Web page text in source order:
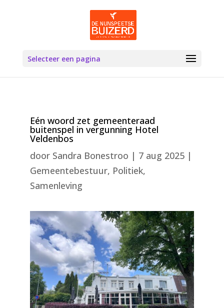
Selecteer een pagina
Eén woord zet gemeenteraad
buitenspel in vergunning Hotel
Veldenbos
door Sandra Bonestroo | 7 aug 2025|
Gemeentebestuur, Politiek,
Samenleving